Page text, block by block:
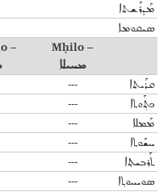
ܡܰܕܪܰܫܬܐ
ܣܝܩܘܡܐ
– Mḥilo –
ܡܚܝܠܐ
--- ܩܪܰܝܬܐ
--- ܟܬ݂ܰܘܬܐ
--- ܡܰܡܠܐ
--- ܚܫܰܘܬܐ
--- ܬܰܪܒܝܬ݂ܐ
--- ܣܘܝܚܘܬ݂ܐ